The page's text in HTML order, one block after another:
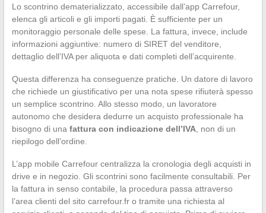
Lo scontrino dematerializzato, accessibile dall’app Carrefour,
elenca gli articoli e gli importi pagati. È sufficiente per un
monitoraggio personale delle spese. La fattura, invece, include
informazioni aggiuntive: numero di SIRET del venditore,
dettaglio dell’IVA per aliquota e dati completi dell’acquirente.
Questa differenza ha conseguenze pratiche. Un datore di lavoro
che richiede un giustificativo per una nota spese rifiuterà spesso
un semplice scontrino. Allo stesso modo, un lavoratore
autonomo che desidera dedurre un acquisto professionale ha
bisogno di una fattura con indicazione dell’IVA, non di un
riepilogo dell’ordine.
L’app mobile Carrefour centralizza la cronologia degli acquisti in
drive e in negozio. Gli scontrini sono facilmente consultabili. Per
la fattura in senso contabile, la procedura passa attraverso
l’area clienti del sito carrefour.fr o tramite una richiesta al